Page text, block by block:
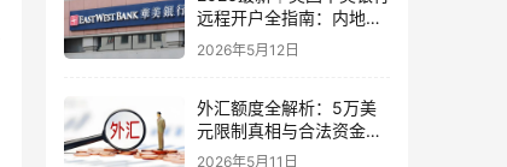
远程开户全指南：内地居
民足不出户办理美股与跨
境账户实操解析
2026年5月12日
外汇额度全解析：5万美
元限制真相与合法资金出
境通道
2026年5月11日